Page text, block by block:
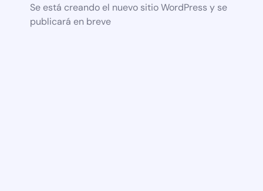
Se está creando el nuevo sitio WordPress y se
publicará en breve